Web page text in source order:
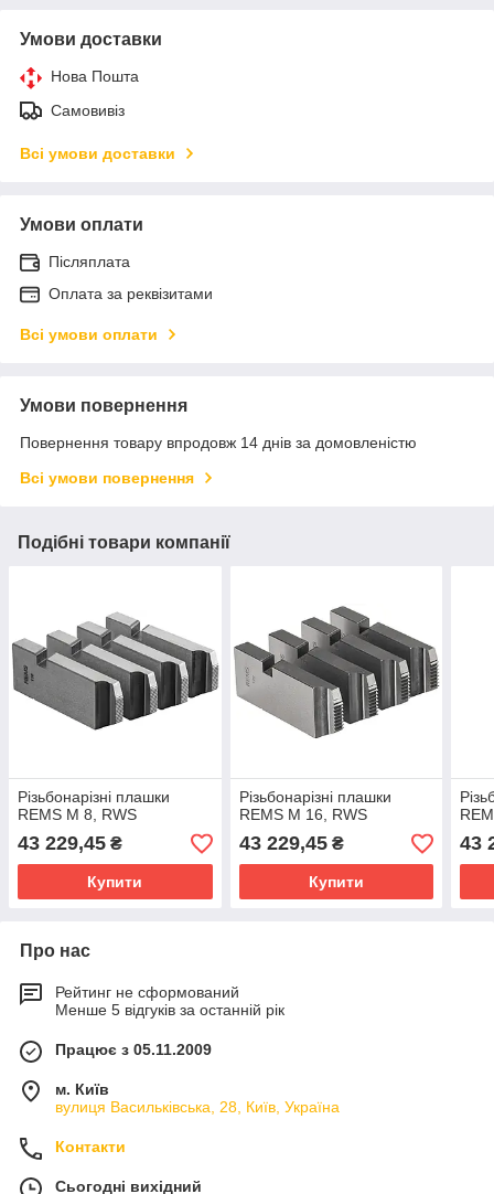
Умови доставки
Нова Пошта
Самовивіз
Всі умови доставки
Умови оплати
Післяплата
Оплата за реквізитами
Всі умови оплати
Умови повернення
Повернення товару впродовж 14 днів за домовленістю
Всі умови повернення
Подібні товари компанії
Різьбонарізні плашки
REMS M 8, RWS
43 229,45 ₴
Купити
Різьбонарізні плашки
REMS M 16, RWS
43 229,45₴
Купити
43
Про нас
Рейтинг не сформований
Менше 5 відгуків за останній рік
Працює з 05.11.2009
м. Київ
вулиця Васильківська, 28, Київ, Україна
Контакти
Сьогодні вихідний